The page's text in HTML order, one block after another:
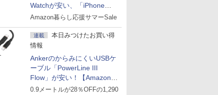
Watchが安い、「iPhone
Air」256GB版が139,800円な
Amazon暮らし応援サマーSale
連載
本日みつけたお買い得
情報
AnkerのからみにくいUSBケ
ーブル「PowerLine III
Flow」が安い！【Amazon暮
らし応援サマーSale】
0.9メートルが28％OFFの1,290